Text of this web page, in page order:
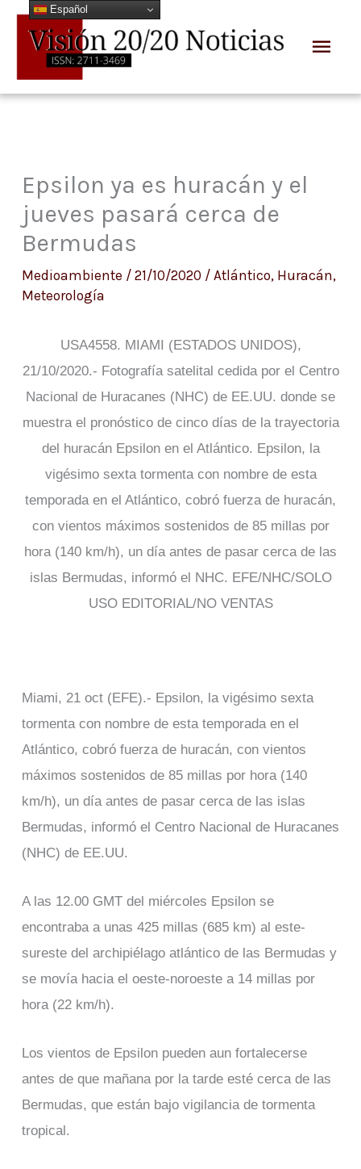
contenido
Epsilon ya es huracán y el
jueves pasará cerca de
Bermudas
Medioambiente / 21/10/2020 / Atlántico, Huracán,
Meteorología
USA4558. MIAMI (ESTADOS UNIDOS),
21/10/2020.- Fotografía satelital cedida por el Centro
Nacional de Huracanes (NHC) de EE.UU. donde se
muestra el pronóstico de cinco días de la trayectoria
del huracán Epsilon en el Atlántico. Epsilon, la
vigésimo sexta tormenta con nombre de esta
temporada en el Atlántico, cobró fuerza de huracán,
con vientos máximos sostenidos de 85 millas por
hora (140 km/h), un día antes de pasar cerca de las
islas Bermudas, informó el NHC. EFE/NHC/SOLO
USO EDITORIAL/NO VENTAS
Miami, 21 oct (EFE).- Epsilon, la vigésimo sexta
tormenta con nombre de esta temporada en el
Atlántico, cobró fuerza de huracán, con vientos
máximos sostenidos de 85 millas por hora (140
km/h), un día antes de pasar cerca de las islas
Bermudas, informó el Centro Nacional de Huracanes
(NHC) de EE.UU.
A las 12.00 GMT del miércoles Epsilon se
encontraba a unas 425 millas (685 km) al este-
sureste del archipiélago atlántico de las Bermudas y
se movía hacia el oeste-noroeste a 14 millas por
hora (22 km/h).
Los vientos de Epsilon pueden aun fortalecerse
antes de que mañana por la tarde esté cerca de las
Bermudas, que están bajo vigilancia de tormenta
tropical.
Español